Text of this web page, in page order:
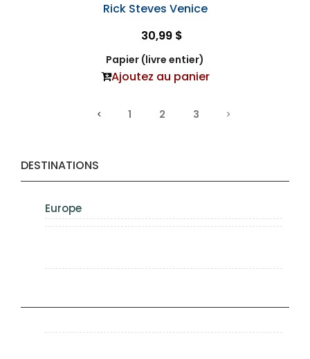
DESTINATIONS
Europe
Rick Steves Venice
30,99 $
Papier (livre entier)
Ajoutez au panier
1 2 3